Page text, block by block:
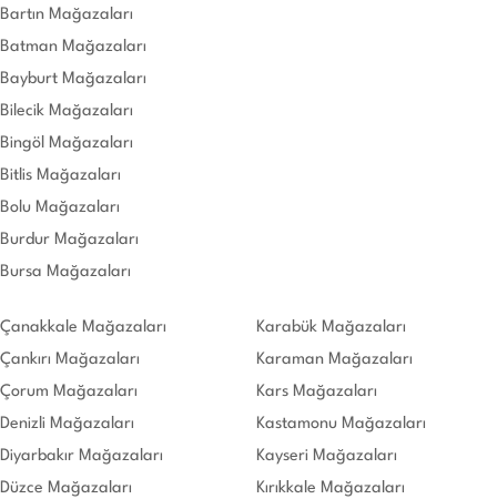
Bartın Mağazaları
Batman Mağazaları
Bayburt Mağazaları
Bilecik Mağazaları
Bingöl Mağazaları
Bitlis Mağazaları
Bolu Mağazaları
Burdur Mağazaları
Bursa Mağazaları
Çanakkale Mağazaları
Çankırı Mağazaları
Çorum Mağazaları
Denizli Mağazaları
Diyarbakır Mağazaları
Düzce Mağazaları
Karabük Mağazaları
Karaman Mağazaları
Kars Mağazaları
Kastamonu Mağazaları
Kayseri Mağazaları
Kırıkkale Mağazaları